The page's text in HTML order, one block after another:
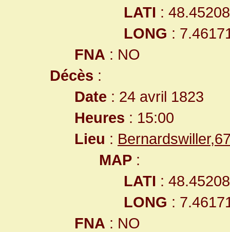
LATI :
LONG :
FNA : NO
Décès :
Date : 24 avril 1823
Heures : 15:00
Lieu :
MAP :
LATI :
LONG :
FNA : NO